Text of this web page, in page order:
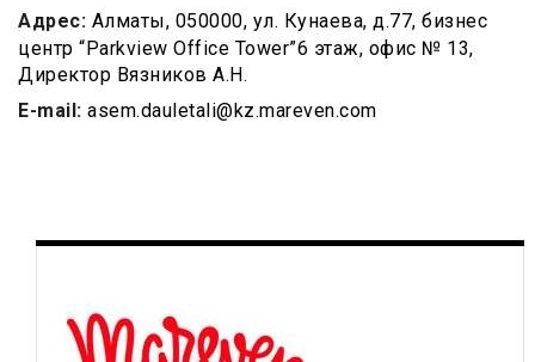
Адрес: Алматы, 050000, ул. Кунаева, д.77, бизнес
центр “Parkview Office Tower”6 этаж, офис № 13,
Директор Вязников А.Н.
E-mail: asem.dauletali@kz.mareven.com